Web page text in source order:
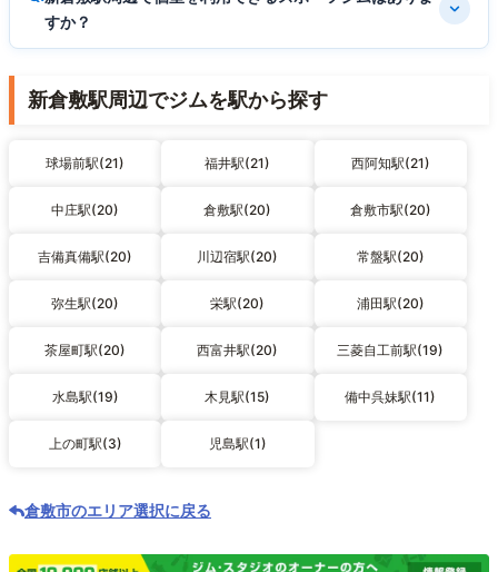
すか？
新倉敷駅周辺でジムを駅から探す
球場前駅(21) 福井駅(21) 西阿知駅(21)
中庄駅(20) 倉敷駅(20) 倉敷市駅(20)
吉備真備駅(20) 川辺宿駅(20) 常盤駅(20)
弥生駅(20) 栄駅(20) 浦田駅(20)
茶屋町駅(20) 西富井駅(20) 三菱自工前駅(19)
水島駅(19) 木見駅(15) 備中呉妹駅(11)
上の町駅(3) 児島駅(1)
倉敷市のエリア選択に戻る